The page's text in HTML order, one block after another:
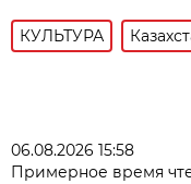
КУЛЬТУРА
06.08.2026 15:58
Примерное время